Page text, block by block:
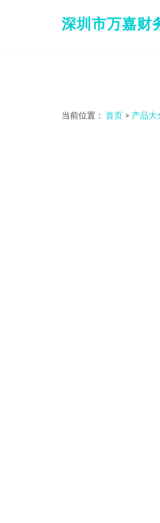
深圳市万嘉财
当前位置： 首页 > 产品大